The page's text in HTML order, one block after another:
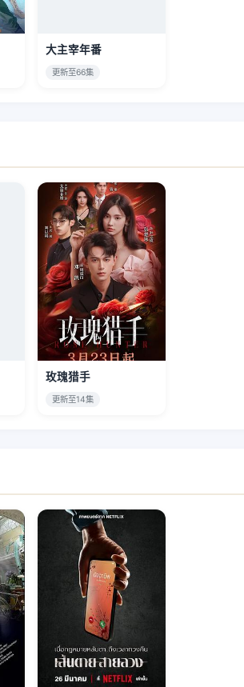
大主宰年番
更新至66集
玫瑰猎手
更新至14集